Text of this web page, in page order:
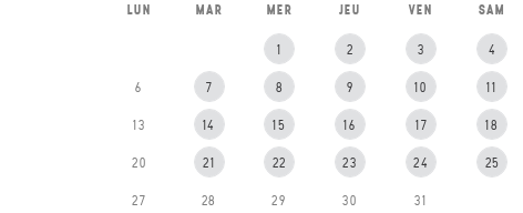
LUN MAR MER JEU VEN SAM
1 2 3 4
6 7 8 9 10 11
13 14 15 16 17 18
20 21 22 23 24 25
27 28 29 30 31